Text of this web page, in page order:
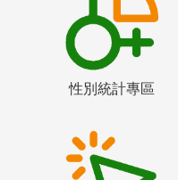
性別統計專區